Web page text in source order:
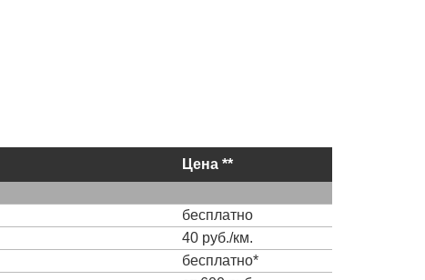
Цена **
бесплатно
40 руб./км.
бесплатно*